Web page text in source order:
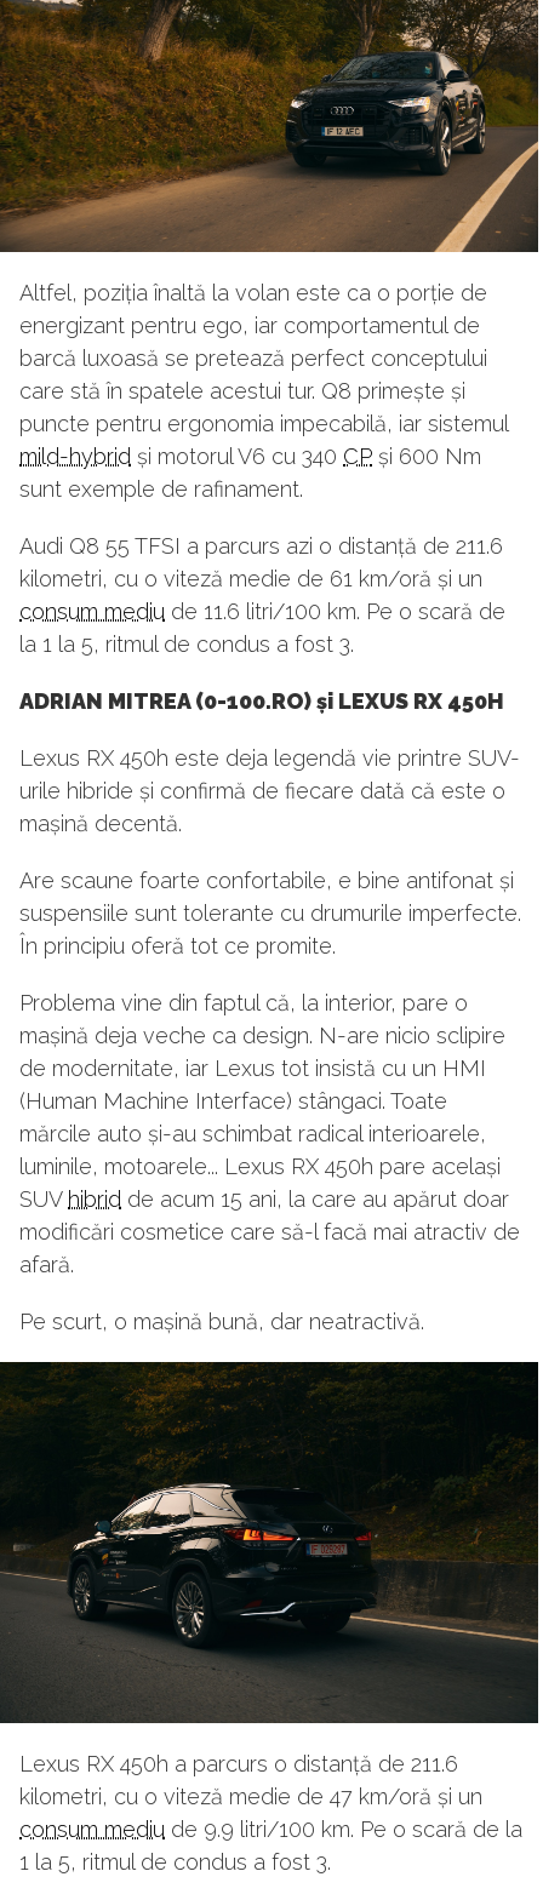
Altfel, poziția înaltă la volan este ca o porție de
energizant pentru ego, iar comportamentul de
barcă luxoasă se pretează perfect conceptului
care stă în spatele acestui tur. Q8 primește și
puncte pentru ergonomia impecabilă, iar sistemul
mild-hybrid și motorul V6 cu 340 CP și 600 Nm
sunt exemple de rafinament.
Audi Q8 55 TFSI a parcurs azi o distanță de 211.6
kilometri, cu o viteză medie de 61 km/oră și un
consum mediu de 11.6 litri/100 km. Pe o scară de
la 1 la 5, ritmul de condus a fost 3.
ADRIAN MITREA (0-100.RO)și LEXUS RX 450H
Lexus RX 450h este deja legendă vie printre SUV-
urile hibride și confirmă de fiecare dată că este o
mașină decentă.
Are scaune foarte confortabile, e bine antifonat și
suspensiile sunt tolerante cu drumurile imperfecte.
În principiu oferă tot ce promite.
Problema vine din faptul că, la interior, pare o
mașină deja veche ca design. N-are nicio sclipire
de modernitate, iar Lexus tot insistă cu un HMI
(Human Machine Interface) stângaci. Toate
mărcile auto și-au schimbat radical interioarele,
luminile, motoarele... Lexus RX 450h pare același
SUV hibrid de acum 15 ani, la care au apărut doar
modificări cosmetice care să-l facă mai atractiv de
afară.
Pe scurt, o mașină bună, dar neatractivă.
Lexus RX 450h a parcurs o distanță de 211.6
kilometri, cu o viteză medie de 47 km/oră și un
consum mediu de 9.9 litri/100 km. Pe o scară de la
1 la 5, ritmul de condus a fost 3.